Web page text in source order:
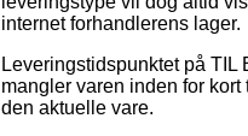
internet forhandlerens lager.
Leveringstidspunktet på
mangler varen inden for
den aktuelle vare.